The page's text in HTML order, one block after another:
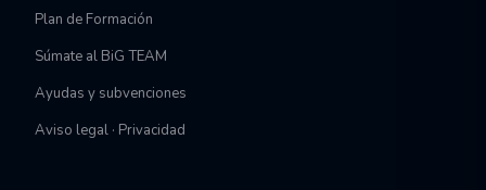
Plan de Formación
Súmate al BiG TEAM
Ayudas y subvenciones
Aviso legal · Privacidad